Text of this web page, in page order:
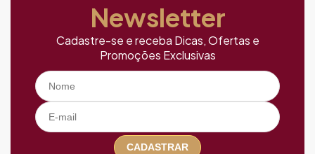
Newsletter
Cadastre-se e receba Dicas, Ofertas e
Promoções Exclusivas
CADASTRAR